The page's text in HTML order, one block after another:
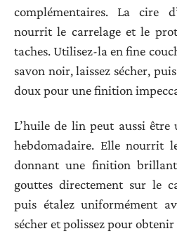
complémentaires. La cire
nourrit le carrelage et le
taches. Utilisez-la en fine
savon noir, laissez sécher,
doux pour une finition
L’huile de lin peut aussi être
hebdomadaire. Elle nourrit
donnant une finition
gouttes directement sur le
puis étalez uniformément
sécher et polissez pour